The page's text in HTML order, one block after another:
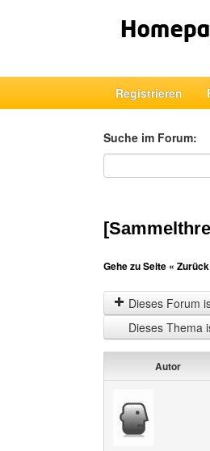
Registrieren
Suche im Forum:
Suche im Forum
Gehe zu Seite « Zurück
Dieses Forum
Dieses Thema
Autor